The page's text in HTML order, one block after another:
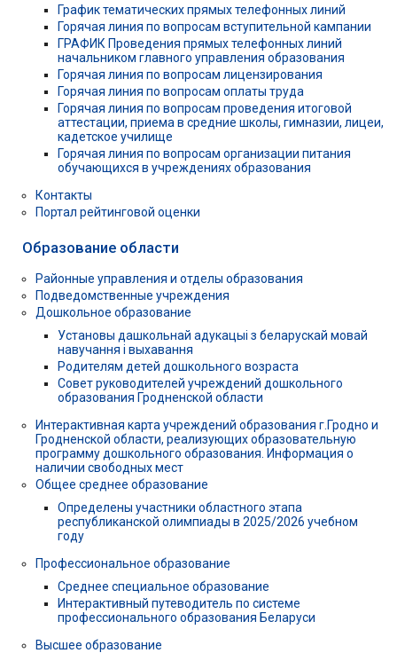
График тематических прямых телефонных линий
Горячая линия по вопросам вступительной кампании
ГРАФИК Проведения прямых телефонных линий
начальником главного управления образования
Горячая линия по вопросам лицензирования
Горячая линия по вопросам оплаты труда
Горячая линия по вопросам проведения итоговой
аттестации, приема в средние школы, гимназии, лицеи,
кадетское училище
Горячая линия по вопросам организации питания
обучающихся в учреждениях образования
Контакты
Портал рейтинговой оценки
Образование области
Районные управления и отделы образования
Подведомственные учреждения
Дошкольное образование
Установы дашкольнай адукацыі з беларускай мовай
навучання і выхавання
Родителям детей дошкольного возраста
Совет руководителей учреждений дошкольного
образования Гродненской области
Интерактивная карта учреждений образования г.Гродно и
Гродненской области, реализующих образовательную
программу дошкольного образования. Информация о
наличии свободных мест
Общее среднее образование
Определены участники областного этапа
республиканской олимпиады в 2025/2026 учебном
году
Профессиональное образование
Среднее специальное образование
Интерактивный путеводитель по системе
профессионального образования Беларуси
Высшее образование